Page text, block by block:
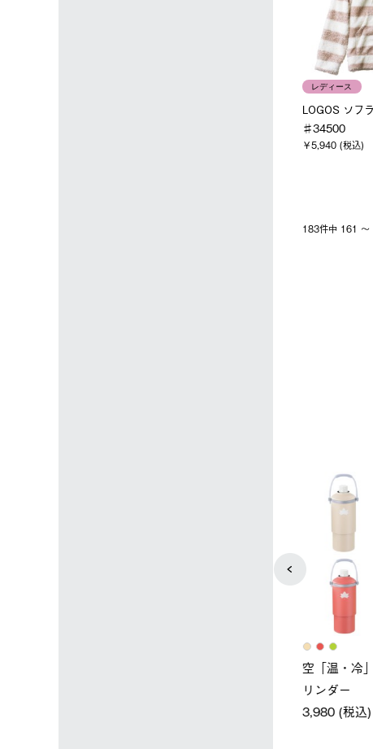
レディース
LOGOS ソフ
♯34500
￥5,940 (税込)
183件中 161 〜
ソーラーブ
ットタープ
￥21,800 (税